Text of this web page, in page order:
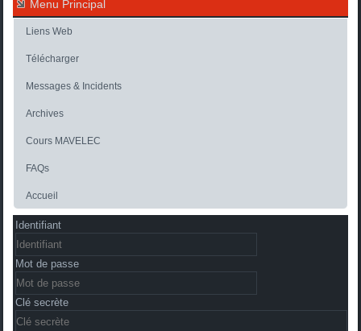
Menu Principal
Liens Web
Télécharger
Messages & Incidents
Archives
Cours MAVELEC
FAQs
Accueil
Identifiant
Mot de passe
Clé secrète